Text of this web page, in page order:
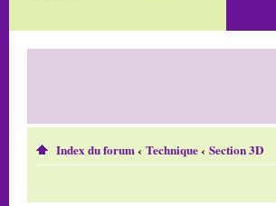
Index du forum‹ Technique‹ Section 3D